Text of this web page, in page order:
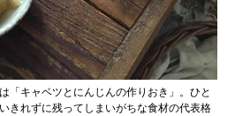
「キャベツとにんじんの作りおき」。ひと
きれずに残ってしまいがちな食材の代表格